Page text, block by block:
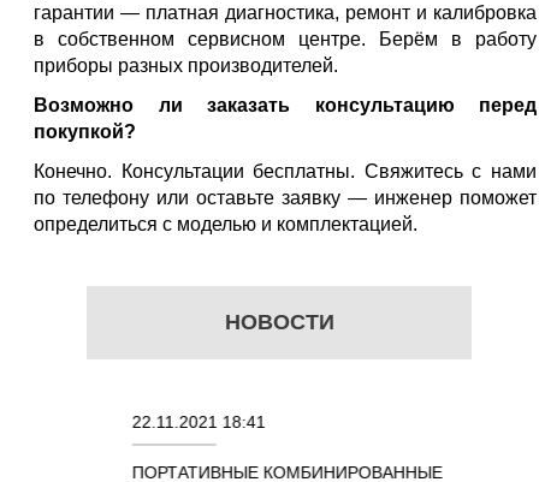
НОВОСТИ
22.11.2021 18:41
ПОРТАТИВНЫЕ КОМБИНИРОВАННЫЕ
гарантии — платная диагностика, ремонт и калибровка
в собственном сервисном центре. Берём в работу
приборы разных производителей.
Возможно ли заказать консультацию перед
покупкой?
Конечно. Консультации бесплатны. Свяжитесь с нами
по телефону или оставьте заявку — инженер поможет
определиться с моделью и комплектацией.